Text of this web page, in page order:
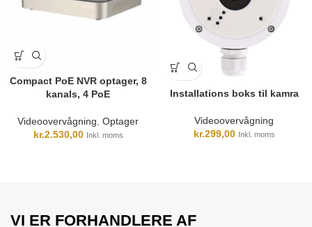
Compact PoE NVR optager, 8
kanals, 4 PoE
Videoovervågning Optager
kr.2.530,00 Inkl. moms
Installations boks til kamra
Videoovervågning
kr.299,00 Inkl. moms
VI ER FORHANDLERE AF